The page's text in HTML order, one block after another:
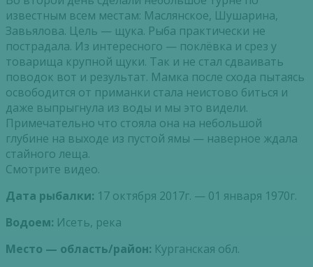
известным всем местам: Маслянское, Шушарина,
Завьялова. Цель — щука. Рыба практически не
пострадала. Из интересного — поклёвка и срез у
товарища крупной щуки. Так и не стал сдваивать
поводок вот и результат. Мамка после схода пытаясь
освободится от приманки стала неистово биться и
даже выпрыгнула из воды и мы это видели.
Примечательно что стояла она на небольшой
глубине на выходе из пустой ямы — наверное ждала
стайного леща.
Смотрите видео.
Дата рыбалки: 17 октября 2017г. — 01 января 1970г.
Водоем: Исеть, река
Место — область/район: Курганская обл.